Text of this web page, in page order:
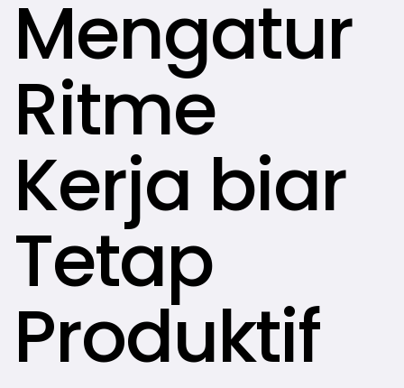
Mengatur
Ritme
Kerja biar
Tetap
Produktif